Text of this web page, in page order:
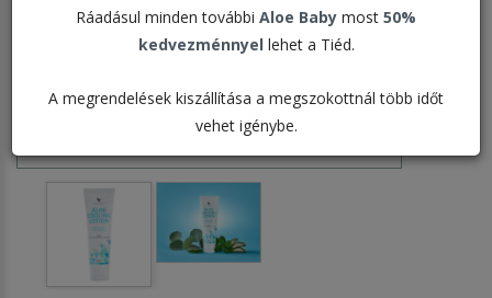
Ráadásul minden további Aloe Baby most 50%
kedvezménnyel lehet a Tiéd.
A megrendelések kiszállítása a megszokottnál több időt
vehet igénybe.